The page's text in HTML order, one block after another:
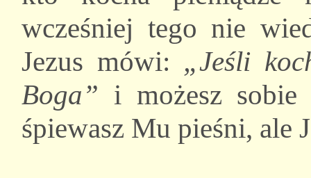
wcześniej tego nie
Jezus mówi: „Jeśli
Boga” i możesz
śpiewasz Mu pieśni, ale